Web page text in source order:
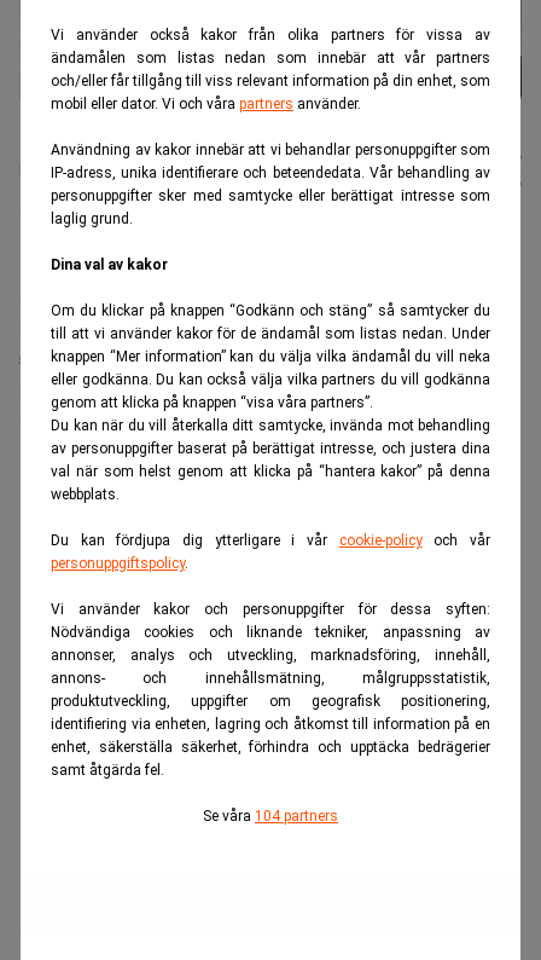
Vi använder också kakor från olika partners för vissa av
ändamålen som listas nedan som innebär att vår partners
och/eller får tillgång till viss relevant information på din enhet, som
mobil eller dator. Vi och våra partners använder.
Användning av kakor innebär att vi behandlar personuppgifter som
IP-adress, unika identifierare och beteendedata. Vår behandling av
personuppgifter sker med samtycke eller berättigat intresse som
laglig grund.
Dina val av kakor
Om du klickar på knappen “Godkänn och stäng” så samtycker du
till att vi använder kakor för de ändamål som listas nedan. Under
knappen “Mer information” kan du välja vilka ändamål du vill neka
eller godkänna. Du kan också välja vilka partners du vill godkänna
genom att klicka på knappen “visa våra partners”.
Du kan när du vill återkalla ditt samtycke, invända mot behandling
av personuppgifter baserat på berättigat intresse, och justera dina
val när som helst genom att klicka på “hantera kakor” på denna
webbplats.
Du kan fördjupa dig ytterligare i vår cookie-policyoch vår
personuppgiftspolicy.
Vi använder kakor och personuppgifter för dessa syften:
Nödvändiga cookies och liknande tekniker, anpassning av
annonser, analys och utveckling, marknadsföring, innehåll,
annons- och innehållsmätning, målgruppsstatistik,
produktutveckling, uppgifter om geografisk positionering,
identifiering via enheten, lagring och åtkomst till information på en
enhet, säkerställa säkerhet, förhindra och upptäcka bedrägerier
samt åtgärda fel.
Se våra 104 partners
EU lättar på utsläppsreglerna. (Foto: Maxim Tolchinskiy / Unsplash)
Johan
Colliander
Publicerad:17 juli 2026
Uppdaterad:17 juli 2026
EU-kommissionen föreslår att industrin ska få släppa
ut mer koldioxid under längre tid än vad dagens
regelverk tillåter. Förslaget på tvärs mot vad den
svenska regeringen och stora delar av svenskt
näringsliv har drivit inför revideringen av
utsläppshandeln, ETS.
ANNONS
utsläppsrätter från 2031.